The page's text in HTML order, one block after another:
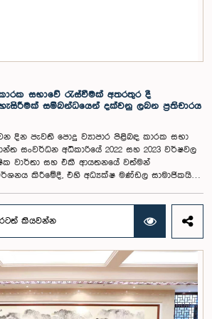
සභාවේ රැස්වීමක් අතරතුර දී
සම්බන්ධයෙන් දක්වනු ලබන ප්‍රතිචාරය
දින පැවති පොදු ව්‍යාපාර පිළිබඳ කාරක සභා
සංවර්ධන අධිකාරියේ 2022 සහ 2023 වර්ෂවල
වාර්තා සහ එකී ආයතනයේ වත්මන්
කිරීමේදී, එහි අධ්‍යක්ෂ මණ්ඩල සාමාජිකයින්
පැළඳුම් සම්බන්ධයෙන් පිළිපැදිය යුතු වන
එකී අවස්ථාවට නුසුදුසු ආකාරයෙන් සැරසී
බව කාරක සභාව විසින් නිරීක්ෂණය කරන ලදී.
පාර්ලිමේන්තු සම්ප්‍රදායට හා
අයුරින් සභාපතිවරයාගේ පූර්ව අවසරයකින් තොරව
ගොස් ඇති බව ද කාරක සභාව විසින් සඳහන්
පොදු ව්‍යාපාර පිළිබඳ කාරක සභාවේ
ලද වරප්‍රසාද පිළිබඳ ගැටළුවට අනුව,
කියවන්න